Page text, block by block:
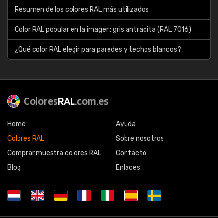
Resumen de los colores RAL más utilizados
Color RAL popular en la imagen: gris antracita (RAL 7016)
¿Qué color RAL elegir para paredes y techos blancos?
ColoresRAL.com.es
Home
Colores RAL
Comprar muestra colores RAL
Blog
Ayuda
Sobre nosotros
Contacto
Enlaces